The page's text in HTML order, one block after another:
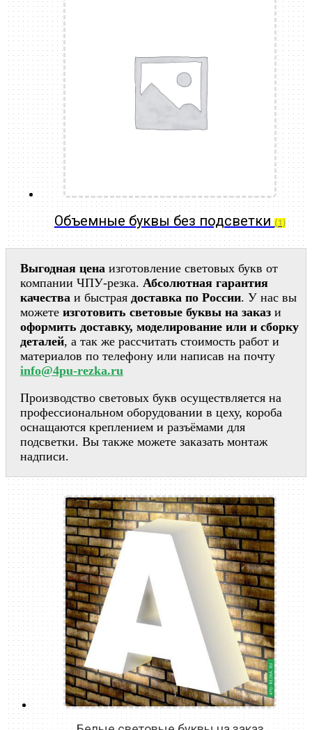
Объемные буквы без подсветки(1)
Выгодная цена изготовление световых букв от
компании ЧПУ-резка. Абсолютная гарантия
качества и быстрая доставка по России. У нас вы
можете изготовить световые буквы на заказ и
оформить доставку, моделирование или и сборку
деталей, а так же рассчитать стоимость работ и
материалов по телефону или написав на почту
info@4pu-rezka.ru
Производство световых букв осуществляется на
профессиональном оборудовании в цеху, короба
оснащаются креплением и разъёмами для
подсветки. Вы также можете заказать монтаж
надписи.